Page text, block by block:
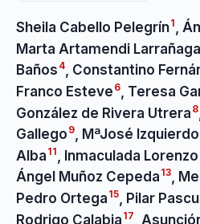
Sheila Cabello Pelegrín1
Marta Artamendi Larrañaga
Baños 4 Constantino
Franco Esteve 6 Teresa
González de Rivera Utrera 8
Gallego 9 MªJosé
Alba 11 Inmaculada
Ángel Muñoz Cepeda 13,
Pedro Ortega 15 Pilar
Rodrigo Calabia 17